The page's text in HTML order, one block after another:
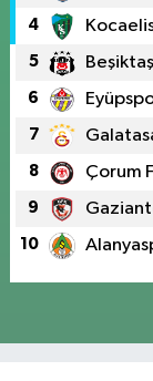
4
5 Beşiktaş
6
7
8 Çorum
9
10